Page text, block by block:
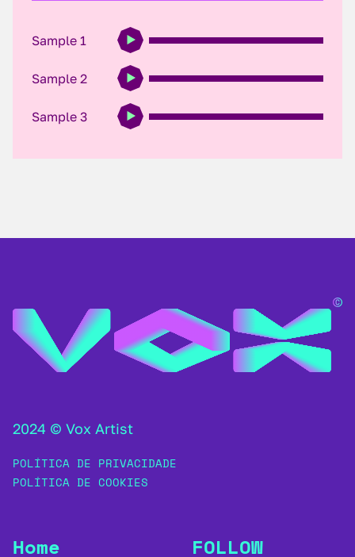
Sample 1
Sample 2
Sample 3
2024 © Vox Artist
POLÍTICA DE PRIVACIDADE
POLÍTICA DE COOKIES
Home FOLLOW